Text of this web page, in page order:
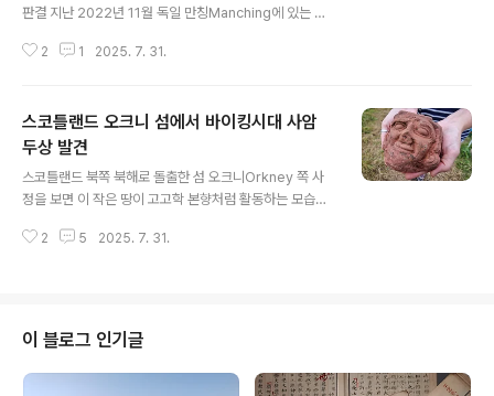
판결 지난 2022년 11월 독일 만칭Manching에 있는 켈
족 금화 483개를 훔친 혐의로 세 남성이 유죄 판결을 최근
며, 가치는 약 수백만 유로(하지만 실제 가치는 약 25만 유
로, 미화 약 27만 8천 달러)에 달한다. 절도범들은 만칭 시
전체 전화 서비스와 인터넷 연결을 차단하는 대범한 수법
을 쓰서 사건이 진행되는 동안 해당 기관이 지방 당국에 연
경찰이 주택, 사업체, 차량, 보트하우스 28곳을 수색..
2 1 2025. 7. 31.
스코틀랜드 오크니 섬에서 바이킹시대 사암
두상 발견
스코틀랜드 북쪽 북해로 돌출한 섬 오크니Orkney 쪽 사
정을 보면 이 작은 땅이 고고학 본향처럼 활동하는 모습이
다. 그런 오크니 제도 중에서도 루세이Rousay라는 데서
yorkney.com/2025/07/24/skaill-wk2-2025/ Dig
diary - spectacular carved head found in week t
wo at Skaill farm - Archaeology OrkneyAn unex
2 5 2025. 7. 31.
이 블로그 인기글